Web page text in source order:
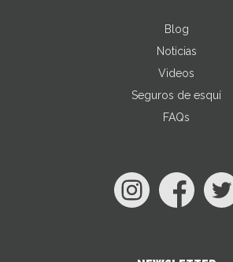
Blog
Noticias
Videos
Seguros de esquí
FAQs